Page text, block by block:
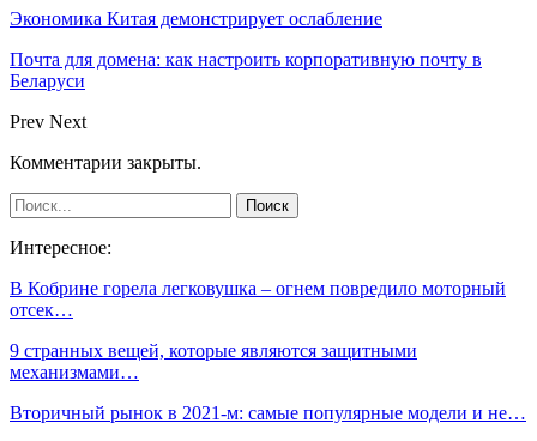
Экономика Китая демонстрирует ослабление
Почта для домена: как настроить корпоративную почту в
Беларуси
Prev Next
Комментарии закрыты.
Интересное:
В Кобрине горела легковушка – огнем повредило моторный
отсек…
9 странных вещей, которые являются защитными
механизмами…
Вторичный рынок в 2021-м: самые популярные модели и не…